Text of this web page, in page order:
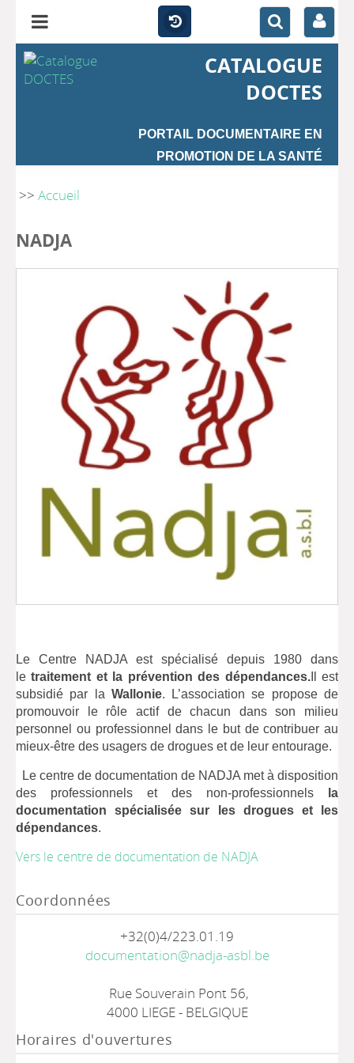
CATALOGUE
DOCTES
PORTAIL DOCUMENTAIRE EN
PROMOTION DE LA SANTÉ
>>Accueil
NADJA
Le Centre NADJA est spécialisé depuis 1980 dans
letraitement et la prévention des dépendances.Il est
subsidié par la Wallonie. L’association se propose de
promouvoir le rôle actif de chacun dans son milieu
personnel ou professionnel dans le but de contribuer au
mieux-être des usagers de drogues et de leur entourage.
Le centre de documentation de NADJA met à disposition
des professionnels et des non-professionnels
la
documentation spécialisée sur les drogues et les
dépendances.
Vers le centre de documentation de NADJA
Coordonnées
+32(0)4/223.01.19
documentation@nadja-asbl.be
Rue Souverain Pont 56,
4000 LIEGE - BELGIQUE
Horaires d'ouvertures